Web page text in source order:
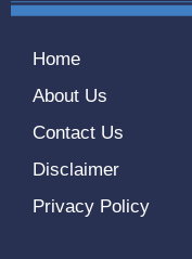
Home
About Us
Contact Us
Disclaimer
Privacy Policy